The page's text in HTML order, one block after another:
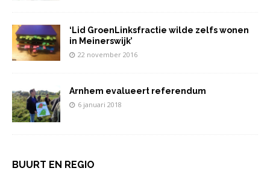
‘Lid GroenLinksfractie wilde zelfs wonen
in Meinerswijk’
22 november 2016
Arnhem evalueert referendum
6 januari 2018
BUURT EN REGIO